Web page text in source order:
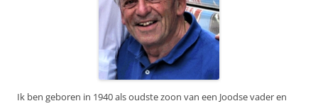
Ik ben geboren in 1940 als oudste zoon van een Joodse vader en